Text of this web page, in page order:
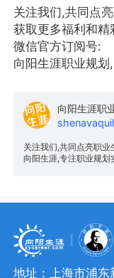
关注我们,共同点
获取更多福利和精
微信官方订阅号:
向阳生涯职业规
向阳生涯职
关注我们,共同点亮职业
向阳生涯,专注职业规划
地址：上海市浦